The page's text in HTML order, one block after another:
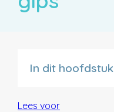
In dit hoofdstuk
Lees voor